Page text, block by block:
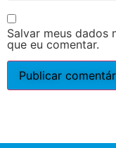
Salvar meus dados
que eu comentar.